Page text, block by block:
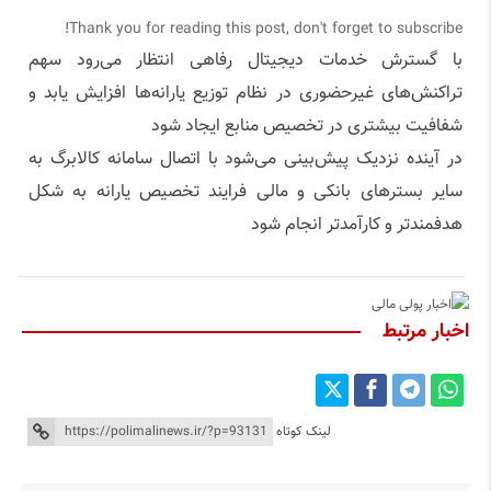
Thank you for reading this post, don't forget to subscribe!
با گسترش خدمات دیجیتال رفاهی انتظار می‌رود سهم
تراکنش‌های غیرحضوری در نظام توزیع یارانه‌ها افزایش یابد و
شفافیت بیشتری در تخصیص منابع ایجاد شود
در آینده نزدیک پیش‌بینی می‌شود با اتصال سامانه کالابرگ به
سایر بسترهای بانکی و مالی فرایند تخصیص یارانه به شکل
هدفمندتر و کارآمدتر انجام شود
اخبار مرتبط
لینک کوتاه